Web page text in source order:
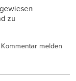
zu
Kommentar melden